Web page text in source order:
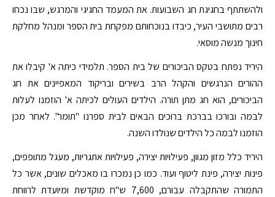
ולהשתתף בחגיגת חג השבועות. את המעמד החגיגי והמרגש, שבו נכחו
רבים מתושבי העיר, כיבדו בנוכחותם מפקחת בית הספר ומנהל מחלקת
חינוך מנשה מוסאי.
היריד נפתח בטקס הביכורים של בית הספר. תלמידי כיתה א' קיבלו את
ההורים הנרגשים והקהל הרב בשירים ובריקוד המאפיינים את חג
הביכורים, הוא חג מתן תורה. הילדים העולים לכיתה א' הוזמנו לעלות
לבמה ובורכו בברכת ברוכים הבאים לבית ספרנו "תומר". לאחר מכן
הוזמנו לבמה כל הילדים שנולדו השנה.
היריד כלל מזון מגוון, פעילויות יצירה, פעילויות אתגריות, מעגל מתופפים,
פינות יצירה, פינת ליטוף ועוד. כמו כן נמכרו בו מאכלים שונים, אשר כל
התמורה שהתקבלה עבורם, 7,600 ש"ח מוקדשת ומיועדת לרווחת